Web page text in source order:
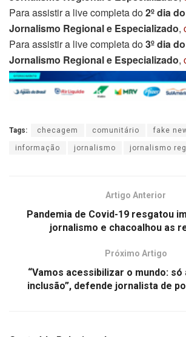
Para assistir a live completa do2º dia
Jornalismo Regional e Especializado,
Para assistir a live completa do3º dia
Jornalismo Regional e Especializado,
Tags: checagem comunitário fake
informação jornalismo jornalismo
Artigo Anterior
Pandemia de Covid-19 resgatou
jornalismo e chacoalhou as
Próximo Artigo
“Vamos acessibilizar o mundo:
inclusão”, defende jornalista de